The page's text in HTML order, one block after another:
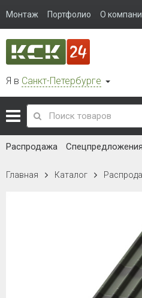
Монтаж Портфолио О
Я в Санкт-Петербурге
Распродажа Спецпредложения
Главная Каталог